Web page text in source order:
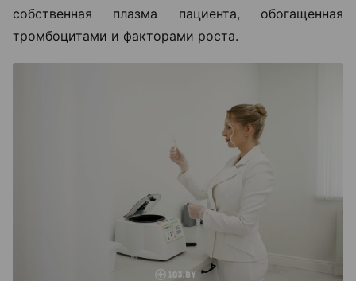
собственная плазма пациента, обогащенная
тромбоцитами и факторами роста.